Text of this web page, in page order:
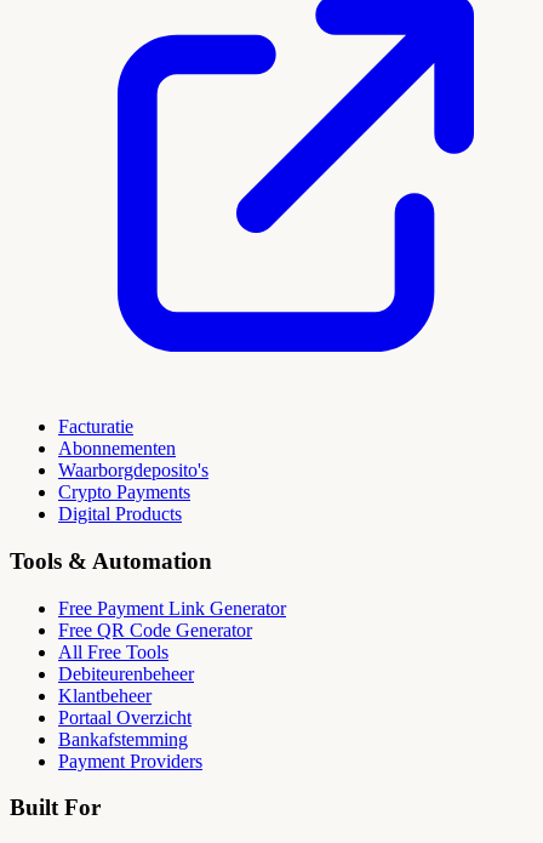
Facturatie
Abonnementen
Waarborgdeposito's
Crypto Payments
Digital Products
Tools & Automation
Free Payment Link Generator
Free QR Code Generator
All Free Tools
Debiteurenbeheer
Klantbeheer
Portaal Overzicht
Bankafstemming
Payment Providers
Built For